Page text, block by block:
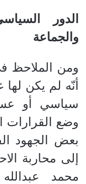
الدور
والجماعة
ومن الملاحظ
أنّه لم يكن لها
سياسي أو
وضع القرارات
بعض الجهود
إلى محاربة
محمد